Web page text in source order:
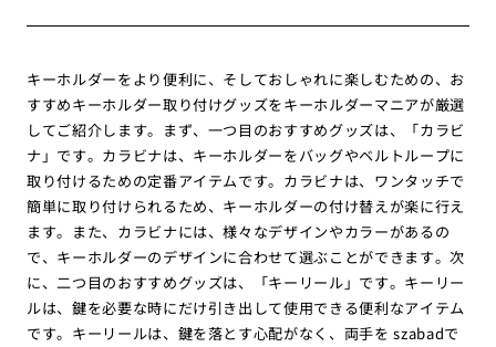
キーホルダーをより便利に、そしておしゃれに楽しむための、お
すすめキーホルダー取り付けグッズをキーホルダーマニアが厳選
してご紹介します。まず、一つ目のおすすめグッズは、「カラビ
ナ」です。カラビナは、キーホルダーをバッグやベルトループに
取り付けるための定番アイテムです。カラビナは、ワンタッチで
簡単に取り付けられるため、キーホルダーの付け替えが楽に行え
ます。また、カラビナには、様々なデザインやカラーがあるの
で、キーホルダーのデザインに合わせて選ぶことができます。次
に、二つ目のおすすめグッズは、「キーリール」です。キーリー
ルは、鍵を必要な時にだけ引き出して使用できる便利なアイテム
です。キーリールは、鍵を落とす心配がなく、両手を szabadで